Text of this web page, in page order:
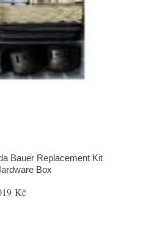
Bauer Replacement Kit
Box
Kč